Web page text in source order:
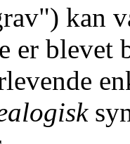
kan
er